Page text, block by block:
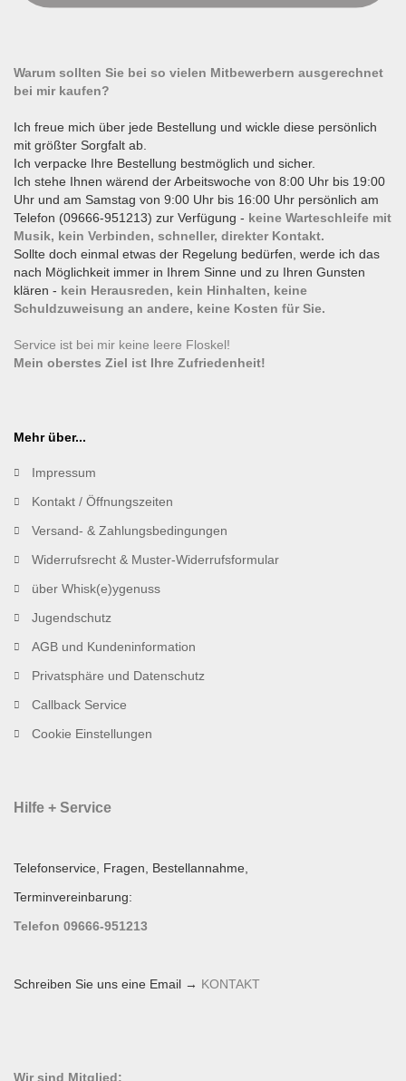
Warum sollten Sie bei so vielen Mitbewerbern ausgerechnet
bei mir kaufen?
Ich freue mich über jede Bestellung und wickle diese persönlich
mit größter Sorgfalt ab.
Ich verpacke Ihre Bestellung bestmöglich und sicher.
Ich stehe Ihnen wärend der Arbeitswoche von 8:00 Uhr bis 19:00
Uhr und am Samstag von 9:00 Uhr bis 16:00 Uhr persönlich am
Telefon (09666-951213) zur Verfügung - keine Warteschleife mit
Musik, kein Verbinden, schneller, direkter Kontakt.
Sollte doch einmal etwas der Regelung bedürfen, werde ich das
nach Möglichkeit immer in Ihrem Sinne und zu Ihren Gunsten
klären - kein Herausreden, kein Hinhalten, keine
Schuldzuweisung an andere, keine Kosten für Sie.
Service ist bei mir keine leere Floskel!
Mein oberstes Ziel ist Ihre Zufriedenheit!
Mehr über...
Impressum
Kontakt / Öffnungszeiten
Versand- & Zahlungsbedingungen
Widerrufsrecht & Muster-Widerrufsformular
über Whisk(e)ygenuss
Jugendschutz
AGB und Kundeninformation
Privatsphäre und Datenschutz
Callback Service
Cookie Einstellungen
Hilfe + Service
Telefonservice, Fragen, Bestellannahme,
Terminvereinbarung:
Telefon 09666-951213
Schreiben Sie uns eine Email → KONTAKT
Wir sind Mitglied: